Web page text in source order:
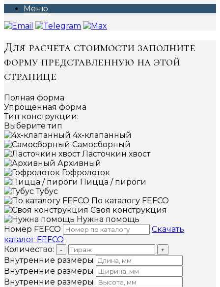
Меню
Для расчета стоимости заполните
форму представленную на этой
странице
Полная форма
Упрощенная форма
Тип конструкции:
Выберите тип
4х-клапанный
Самосборный
Ласточкин хвост
Архивный
Гофролоток
Пицца / пироги
Тубус
По каталогу FEFCO
Своя конструкция
Нужна помощь
Номер FEFCO
Скачать
каталог FEFCO
Количество:
- +
Внутренние размеры
Внутренние размеры
Внутренние размеры